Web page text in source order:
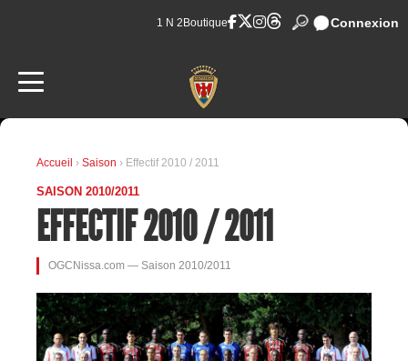
1 N 2 Boutique Connexion
Accueil › Saison › Effectif 2010 / 2011
SAISON 2010/2011
EFFECTIF 2010 / 2011
OGCNissa.com — Saison 2010/2011